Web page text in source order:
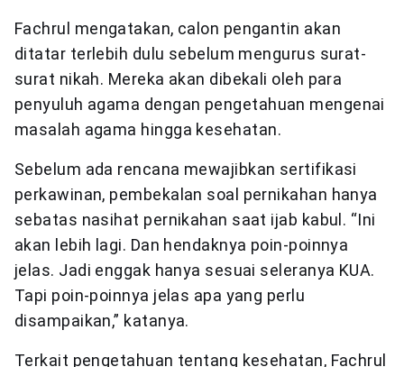
Fachrul mengatakan, calon pengantin akan
ditatar terlebih dulu sebelum mengurus surat-
surat nikah. Mereka akan dibekali oleh para
penyuluh agama dengan pengetahuan mengenai
masalah agama hingga kesehatan.
Sebelum ada rencana mewajibkan sertifikasi
perkawinan, pembekalan soal pernikahan hanya
sebatas nasihat pernikahan saat ijab kabul. “Ini
akan lebih lagi. Dan hendaknya poin-poinnya
jelas. Jadi enggak hanya sesuai seleranya KUA.
Tapi poin-poinnya jelas apa yang perlu
disampaikan,” katanya.
Terkait pengetahuan tentang kesehatan, Fachrul